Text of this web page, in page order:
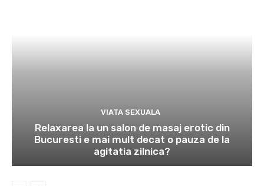
VIATA SEXUALA
Relaxarea la un salon de masaj erotic din
Bucuresti e mai mult decat o pauza de la
agitatia zilnica?